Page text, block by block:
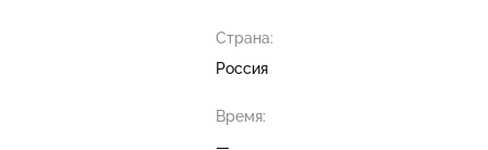
Страна:
Россия
Время: